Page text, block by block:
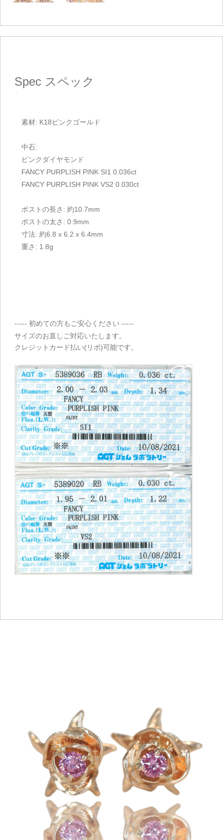
Spec スペック
素材: K18ピンクゴールド
中石:
ピンクダイヤモンド
FANCY PURPLISH PINK SI1 0.036ct
FANCY PURPLISH PINK VS2 0.030ct
ポストの長さ: 約10.7mm
ポストの太さ: 0.9mm
寸法: 約6.8 x 6.2 x 6.4mm
重さ: 1.8g
----- 初めての方もご安心ください -----
サイズのお直しご対応いたします。
クレジットカード払い(リボ)可能です。